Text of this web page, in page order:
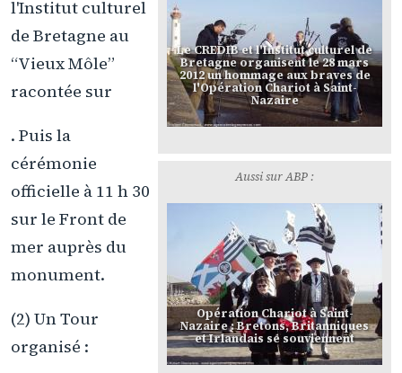
Le CREDIB et l'Institut culturel de
Bretagne organisent le 28 mars
2012 un hommage aux braves de
l'Opération Chariot à Saint-
Nazaire
l'Institut culturel
de Bretagne au
“Vieux Môle”
racontée sur
Aussi sur ABP :
Opération Chariot à Saint-
Nazaire : Bretons, Britanniques
et Irlandais se souviennent
. Puis la
cérémonie
officielle à 11 h 30
sur le Front de
mer auprès du
monument.
(2) Un Tour
organisé :